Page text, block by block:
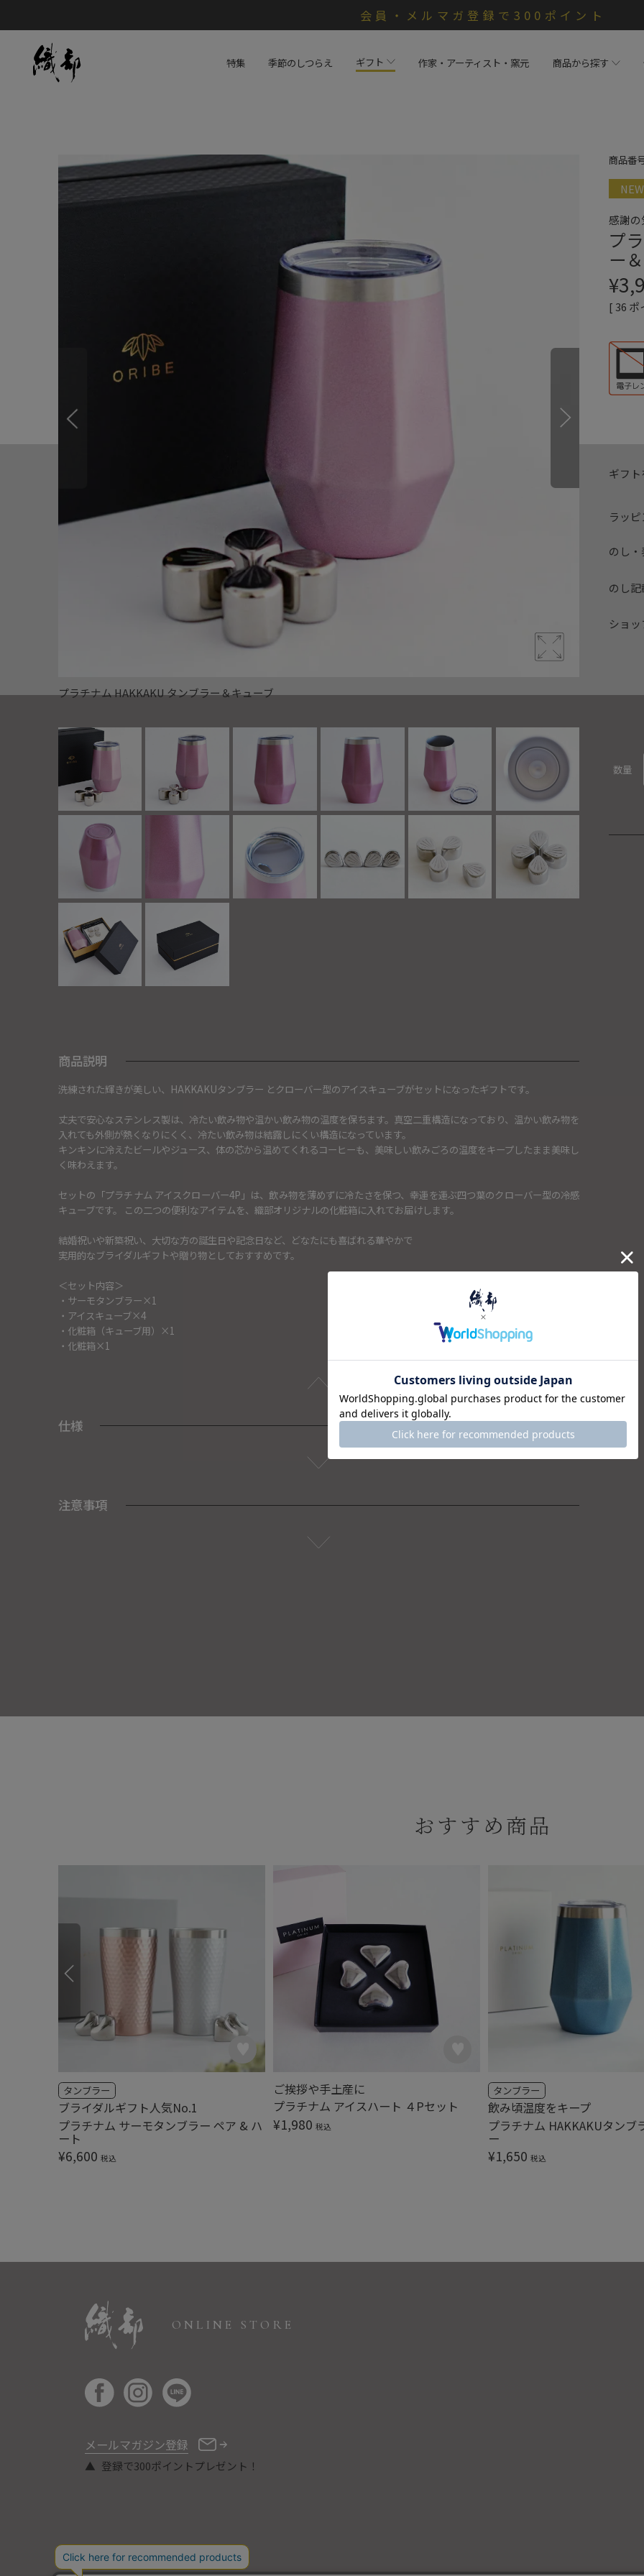
会員・メルマガ登録で300ポイント
特集 季節のしつらえ ギフト 作家・アーティスト・窯元 商品から探す
プラチナム HAKKAKU タンブラー＆キューブ 人気の
商品説明
洗練された輝きが美しい、HAKKAKUタンブラー とクローバー型のアイスキューブがセットになったギフトです。
丈夫で安心なステンレス製は、冷たい飲み物や温かい飲み物の温度を保ちます。真空二重構造になっており、温かい飲み物を
入れても外側が熱くなりにくく、冷たい飲み物は結露しにくい構造になっています。
キンキンに冷えたビールやジュース、体の芯から温めてくれるコーヒーも、美味しい飲みごろの温度をキープしたまま美味し
く味わえます。
セットの「プラチナム アイスクローバー4P」は、飲み物を薄めずに冷たさを保つ、幸運を運ぶ四つ葉のクローバー型の冷感
キューブです。 この二つの便利なアイテムを、織部オリジナルの化粧箱に入れてお届けします。
結婚祝いや新築祝い、大切な方の誕生日や記念日など、どなたにも喜ばれる華やかで
実用的なブライダルギフトや贈り物としておすすめです。
＜セット内容＞
・サーモタンブラー×1
・アイスキューブ×4
・化粧箱（キューブ用）×1
・化粧箱×1
仕様
注意事項
商品番
NEW
感謝の
プ
ー
¥
[36 ポ
ギフ
ラッ
のし・
のし記
ショ
数量
おすすめ商品
プラチナム サーモタンブラー ペア & ハ
ート
タンブラー
¥6,600 税込
ブライダルギフト人気No.1 プラチナム アイスハート ４Pセット
¥1,980 税込
ご挨拶や手土産に
プラチナム HAKKAKUタンブ
ー
タンブラー
¥1,650 税込
飲み頃温度をキープ
ONLINE STORE
メールマガジン登録
登録で300ポイントプレゼント！